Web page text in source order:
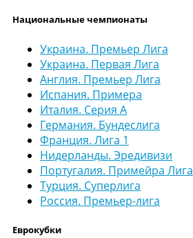
Национальные чемпионаты
Украина. Премьер Лига
Украина. Первая Лига
Англия. Премьер Лига
Испания. Примера
Италия. Серия А
Германия. Бундеслига
Франция. Лига 1
Нидерланды. Эредивизи
Португалия. Примейра Лига
Турция. Суперлига
Россия. Премьер-лига
Еврокубки